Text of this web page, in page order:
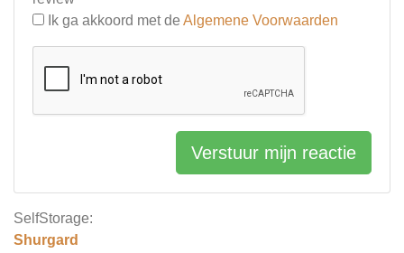
SelfStorage:
Shurgard
Ik ga akkoord met de Algemene Voorwaarden
Verstuur mijn reactie